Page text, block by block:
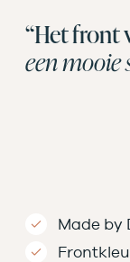
“Het front
een
Made by